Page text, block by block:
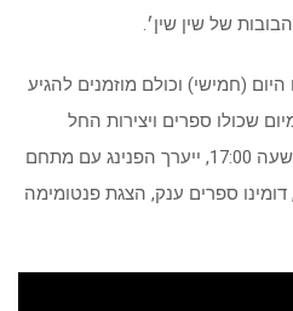
של שין שין׳.
(חמישי) וכולם מוזמנים להגיע
שכולו ספרים ויצירות החל
מהשעה 10:00 בבוקר. החל מהשעה 17:00, ייערך הפנינג עם מתחם
ספרים ענק, הצגת פנטומימה